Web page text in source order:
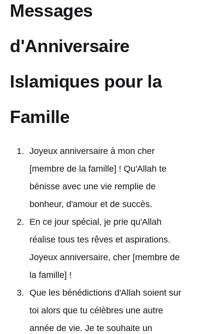
Messages
d'Anniversaire
Islamiques pour la
Famille
Joyeux anniversaire à mon cher
[membre de la famille] ! Qu'Allah te
bénisse avec une vie remplie de
bonheur, d'amour et de succès.
En ce jour spécial, je prie qu'Allah
réalise tous tes rêves et aspirations.
Joyeux anniversaire, cher [membre de
la famille] !
Que les bénédictions d'Allah soient sur
toi alors que tu célèbres une autre
année de vie. Je te souhaite un